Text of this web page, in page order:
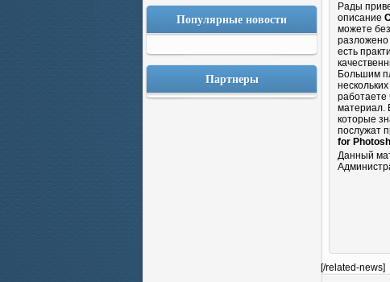
Популярные новости
Партнеры
Рады
описание
можете
разложено
есть
Большим
материал.
которые
послужат
for
Данный
[/related-news]